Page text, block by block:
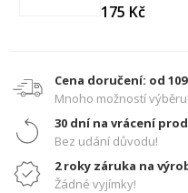
175 Kč
Cena doručení: od 109
Mnoho možností výběru!
30 dní na vrácení
Bez udání důvodu!
2 roky záruka na
Žádné vyjímky!